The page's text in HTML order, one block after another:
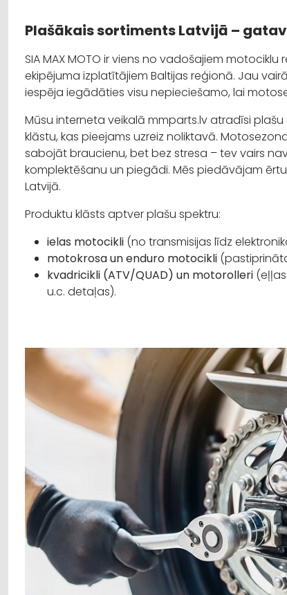
Plašākais sortiments Latvijā –
SIA MAX MOTO ir viens no vadošajiem
ekipējuma izplatītājiem Baltijas reģionā. Jau
iespēja iegādāties visu nepieciešamo, lai
Mūsu interneta veikalā mmparts.lv atradīsi
klāstu, kas pieejams uzreiz noliktavā.
sabojāt braucienu, bet bez stresa – tev vairs
komplektēšanu un piegādi. Mēs piedāvājam
Latvijā.
Produktu klāsts aptver plašu spektru:
ielas motocikli (no transmisijas līdz
motokrosa un enduro motocikli
kvadricikli (ATV/QUAD) un motorolleri
u.c. detaļas).